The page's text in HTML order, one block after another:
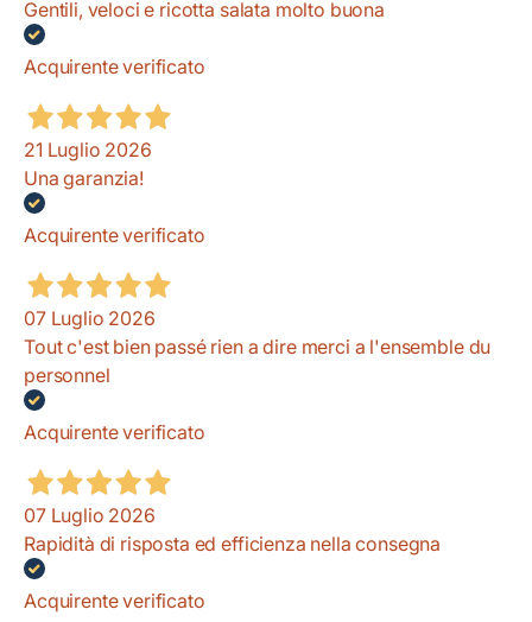
Gentili, veloci e ricotta salata molto buona
Acquirente verificato
21 Luglio 2026
Una garanzia!
Acquirente verificato
07 Luglio 2026
Tout c'est bien passé rien a dire merci a l'ensemble du
personnel
Acquirente verificato
07 Luglio 2026
Rapidità di risposta ed efficienza nella consegna
Acquirente verificato